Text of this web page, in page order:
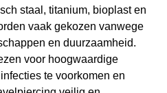
staal, titanium, bioplast en
vaak gekozen vanwege
en duurzaamheid.
voor hoogwaardige
te voorkomen en